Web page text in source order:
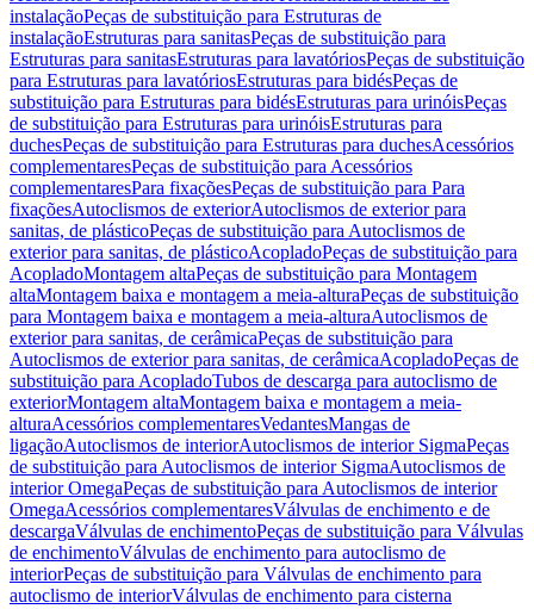
instalaçãoPeças de substituição para Estruturas de
instalaçãoEstruturas para sanitasPeças de substituição para
Estruturas para sanitasEstruturas para lavatóriosPeças de substituição
para Estruturas para lavatóriosEstruturas para bidésPeças de
substituição para Estruturas para bidésEstruturas para urinóisPeças
de substituição para Estruturas para urinóisEstruturas para
duchesPeças de substituição para Estruturas para duchesAcessórios
complementaresPeças de substituição para Acessórios
complementaresPara fixaçõesPeças de substituição para Para
fixaçõesAutoclismos de exteriorAutoclismos de exterior para
sanitas, de plásticoPeças de substituição para Autoclismos de
exterior para sanitas, de plásticoAcopladoPeças de substituição para
AcopladoMontagem altaPeças de substituição para Montagem
altaMontagem baixa e montagem a meia-alturaPeças de substituição
para Montagem baixa e montagem a meia-alturaAutoclismos de
exterior para sanitas, de cerâmicaPeças de substituição para
Autoclismos de exterior para sanitas, de cerâmicaAcopladoPeças de
substituição para AcopladoTubos de descarga para autoclismo de
exteriorMontagem altaMontagem baixa e montagem a meia-
alturaAcessórios complementaresVedantesMangas de
ligaçãoAutoclismos de interiorAutoclismos de interior SigmaPeças
de substituição para Autoclismos de interior SigmaAutoclismos de
interior OmegaPeças de substituição para Autoclismos de interior
OmegaAcessórios complementaresVálvulas de enchimento e de
descargaVálvulas de enchimentoPeças de substituição para Válvulas
de enchimentoVálvulas de enchimento para autoclismo de
interiorPeças de substituição para Válvulas de enchimento para
autoclismo de interiorVálvulas de enchimento para cisterna